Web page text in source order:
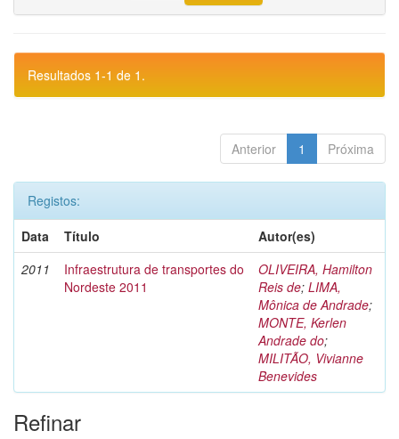
Resultados 1-1 de 1.
Anterior 1 Próxima
Registos:
Data
Título
Autor(es)
2011
Infraestrutura de transportes do
Nordeste 2011
OLIVEIRA, Hamilton
Reis de; LIMA,
Mônica de Andrade;
MONTE, Kerlen
Andrade do;
MILITÃO, Vivianne
Benevides
Refinar